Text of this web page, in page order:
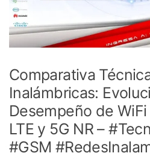
Comparativa
Inalámbricas:
Desempeño de
LTE y 5G NR –
#GSM